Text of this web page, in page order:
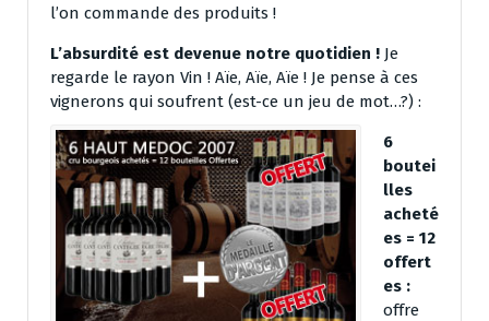
l’on commande des produits !
L’absurdité est devenue notre quotidien ! Je
regarde le rayon Vin ! Aïe, Aïe, Aïe ! Je pense à ces
vignerons qui soufrent (est-ce un jeu de mot…?) :
6
boutei
lles
acheté
es = 12
offert
es :
offre